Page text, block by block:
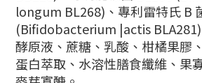
longum BL268)、 專利雷特氏 B
(Bifidobacterium |actis BLA281)
酵原液、蔗糖、乳酸、柑橘果膠
蛋白萃取、水溶性膳食纖維、果